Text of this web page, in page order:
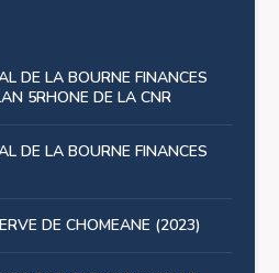
DE LA BOURNE FINANCES
5RHONE DE LA CNR
DE LA BOURNE FINANCES
DE CHOMEANE (2023)